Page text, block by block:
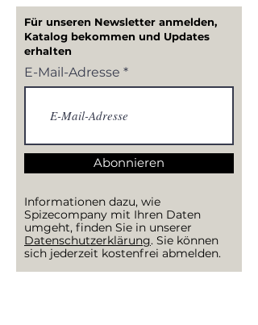
Für unseren Newsletter anmelden,
Katalog bekommen und Updates
erhalten
E-Mail-Adresse
Abonnieren
Informationen dazu, wie
Spizecompany mit Ihren Daten
umgeht, finden Sie in unserer
Datenschutzerklärung. Sie können
sich jederzeit kostenfrei abmelden.